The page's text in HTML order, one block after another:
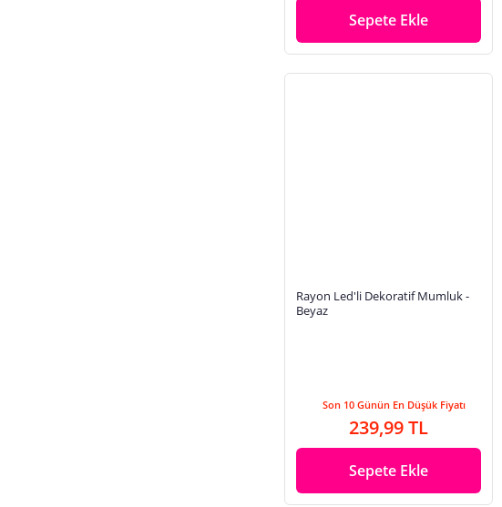
Sepete Ekle
Rayon Led'li Dekoratif Mumluk -
Beyaz
Son 10 Günün En Düşük Fiyatı
239,99 TL
Sepete Ekle